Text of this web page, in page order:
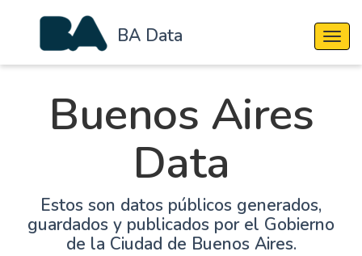
BA Data
Buenos Aires
Data
Estos son datos públicos generados,
guardados y publicados por el Gobierno
de la Ciudad de Buenos Aires.